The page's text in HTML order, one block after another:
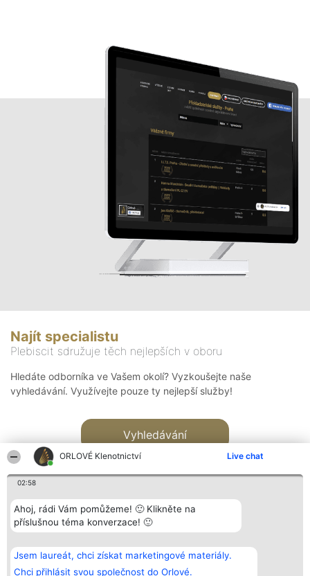
ORLOVÉ Klenotnictví Live chat
02:58
Ahoj, rádi Vám pomůžeme! 🙂 Klikněte na
příslušnou téma konverzace! 🙂
Jsem laureát, chci získat marketingové materiály.
Chci přihlásit svou společnost do Orlové.
Najít specialistu
Plebiscit sdružuje těch nejlepších v oboru
Hledáte odborníka ve Vašem okolí? Vyzkoušejte naše
vyhledávání. Využívejte pouze ty nejlepší služby!
Vyhledávání
Bright Side Solutions sp. z o.
o. sp. k.
ul. Ruska 22
Vítězové
Seznam všech
laureátů
Kontakt